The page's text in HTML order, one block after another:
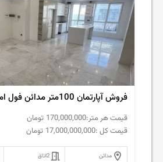
فروش آپارتمان 100متر مدائن فول امکانات نوساز
قیمت هر متر:170,000,000 تومان
قیمت کل :17,000,000,000 تومان
مدائن 2اتاق